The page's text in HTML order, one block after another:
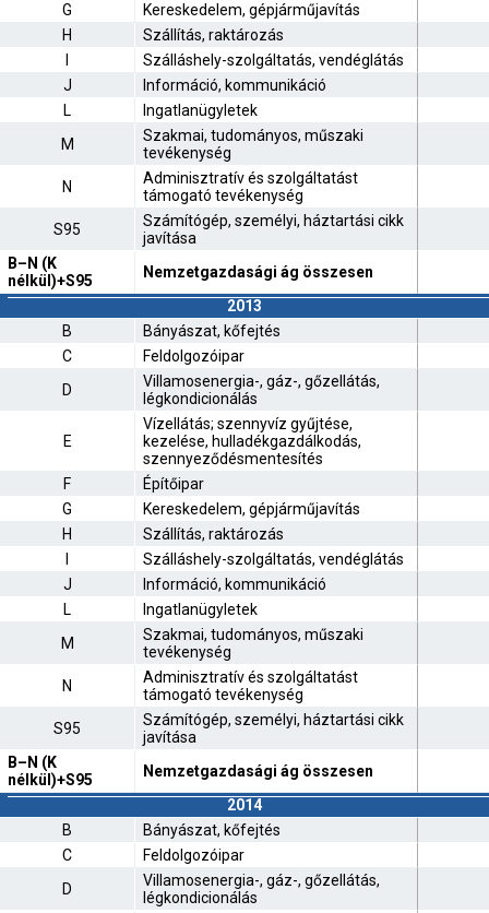
G
Kereskedelem, gépjárműjavítás
H
Szállítás, raktározás
Szálláshely-szolgáltatás, vendéglátás
J
Információ, kommunikáció
L
Ingatlanügyletek
M
Szakmai, tudományos, műszaki
tevékenység
N
Adminisztratív és szolgáltatást
támogató tevékenység
S95
Számítógép, személyi, háztartási cikk
javítása
B–N (K
nélkül)+S95
Nemzetgazdasági ág összesen
2013
B
Bányászat, kőfejtés
C
Feldolgozóipar
D
Villamosenergia-, gáz-, gőzellátás,
légkondicionálás
E
Vízellátás; szennyvíz gyűjtése,
kezelése, hulladékgazdálkodás,
szennyeződésmentesítés
F
Építőipar
G
Kereskedelem, gépjárműjavítás
H
Szállítás, raktározás
Szálláshely-szolgáltatás, vendéglátás
J
Információ, kommunikáció
L
Ingatlanügyletek
M
Szakmai, tudományos, műszaki
tevékenység
N
Adminisztratív és szolgáltatást
támogató tevékenység
S95
Számítógép, személyi, háztartási cikk
javítása
B–N (K
nélkül)+S95
Nemzetgazdasági ág összesen
2014
B
Bányászat, kőfejtés
C
Feldolgozóipar
D
Villamosenergia-, gáz-, gőzellátás,
légkondicionálás